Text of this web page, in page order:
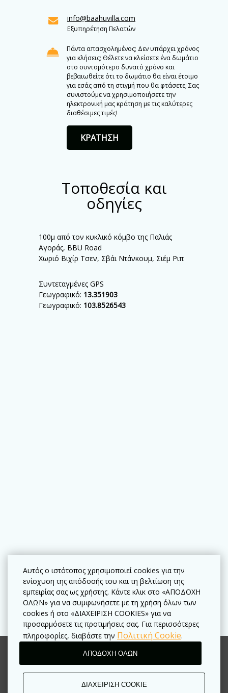
Αυτός ο ιστότοπος χρησιμοποιεί cookies για την
ενίσχυση της απόδοσής του και τη βελτίωση της
εμπειρίας σας ως χρήστης. Κάντε κλικ στο «ΑΠΟΔΟΧΗ
ΟΛΩΝ» για να συμφωνήσετε με τη χρήση όλων των
cookies ή στο «ΔΙΑΧΕΙΡΙΣΗ COOKIES» για να
προσαρμόσετε τις προτιμήσεις σας. Για περισσότερες
πληροφορίες, διαβάστε την Πολιτική Cookie.
ΑΠΟΔΟΧΗ ΟΛΩΝ
ΔΙΑΧΕΙΡΙΣΗ COOKIE
info@baahuvilla.com
Εξυπηρέτηση Πελατών
Πάντα απασχολημένος; Δεν υπάρχει χρόνος
για κλήσεις; Θέλετε να κλείσετε ένα δωμάτιο
στο συντομότερο δυνατό χρόνο και
βεβαιωθείτε ότι το δωμάτιο θα είναι έτοιμο
για εσάς από τη στιγμή που θα φτάσετε; Σας
συνιστούμε να χρησιμοποιήσετε την
ηλεκτρονική μας κράτηση με τις καλύτερες
διαθέσιμες τιμές!
ΚΡΑΤΗΣΗ
Τοποθεσία και
οδηγίες
100μ από τον κυκλικό κόμβο της Παλιάς
Αγοράς, BBU Road
Χωριό Βιχίρ Τσεν, Σβάι Ντάνκουμ, Σιέμ Ριπ
Συντεταγμένες GPS
Γεωγραφικό: 13.351903
Γεωγραφικό: 103.8526543
Όροι χρήσης
Πολιτική απορρήτου